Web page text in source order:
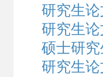
研究生
研究生
硕士研
研究生